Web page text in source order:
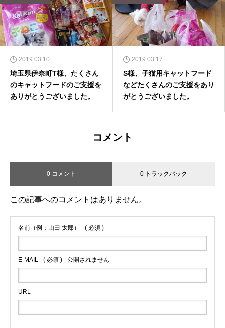
2019.03.10
埼玉県伊奈町T様、たくさん
のキャットフードのご支援を
ありがとうございました。
2019.03.17
S様、子猫用キャットフード
などたくさんのご支援をあり
がとうございました。
コメント
0 コメント 0 トラックバック
この記事へのコメントはありません。
名前（例：山田 太郎） ( 必須 )
E-MAIL ( 必須 ) - 公開されません -
URL